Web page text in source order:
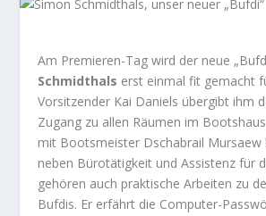
Am Premieren-Tag wird der neue
Schmidthals erst einmal fit gemacht
Vorsitzender Kai Daniels übergibt ihm
Zugang zu allen Räumen im
mit Bootsmeister Dschabrail Mursaew
neben Bürotätigkeit und Assistenz für
gehören auch praktische Arbeiten zu
Bufdis. Er erfährt die Computer-